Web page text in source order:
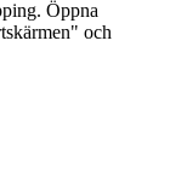
Öppna
och